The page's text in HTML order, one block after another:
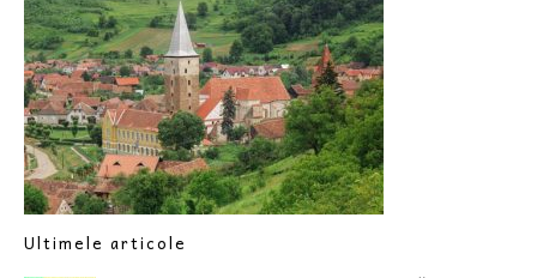
Ultimele articole